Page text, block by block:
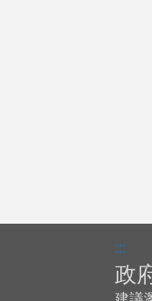
:::
政